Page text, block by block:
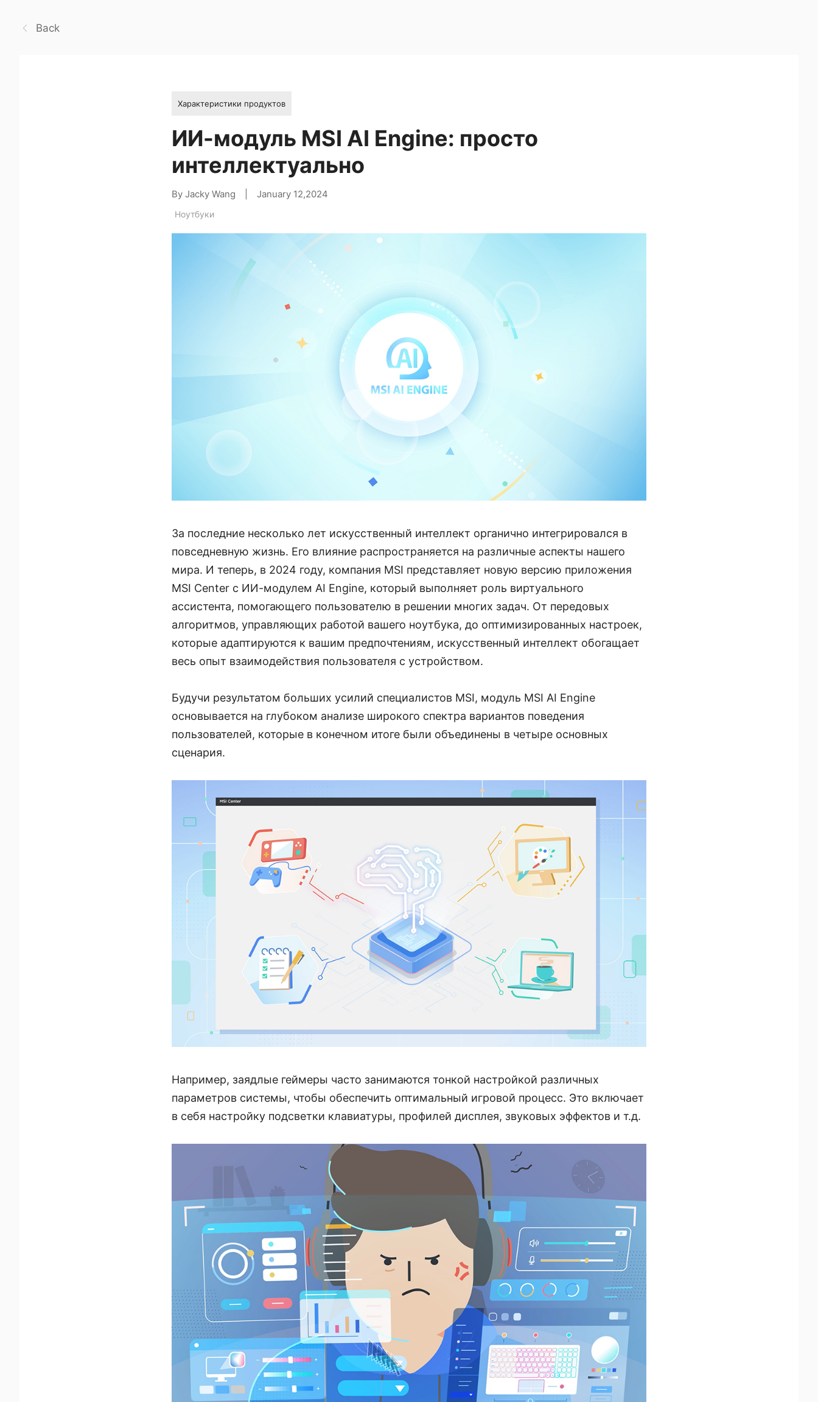
Back
Характеристики продуктов
ИИ-модуль MSI AI Engine: просто
интеллектуально
By Jacky Wang January 12,2024
Ноутбуки
За последние несколько лет искусственный интеллект органично интегрировался в
повседневную жизнь. Его влияние распространяется на различные аспекты нашего
мира. И теперь, в 2024 году, компания MSI представляет новую версию приложения
MSI Center с ИИ-модулем AI Engine, который выполняет роль виртуального
ассистента, помогающего пользователю в решении многих задач. От передовых
алгоритмов, управляющих работой вашего ноутбука, до оптимизированных настроек,
которые адаптируются к вашим предпочтениям, искусственный интеллект обогащает
весь опыт взаимодействия пользователя с устройством.
Будучи результатом больших усилий специалистов MSI, модуль MSI AI Engine
основывается на глубоком анализе широкого спектра вариантов поведения
пользователей, которые в конечном итоге были объединены в четыре основных
сценария.
Например, заядлые геймеры часто занимаются тонкой настройкой различных
параметров системы, чтобы обеспечить оптимальный игровой процесс. Это включает
в себя настройку подсветки клавиатуры, профилей дисплея, звуковых эффектов и т.д.